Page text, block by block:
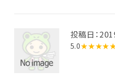
投稿日：
5.0